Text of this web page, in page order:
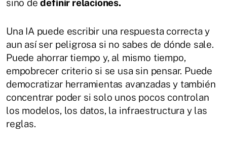
sino dedefinir relaciones.
Una IA puede escribir una respuesta correcta y
aun así ser peligrosa si no sabes de dónde sale.
Puede ahorrar tiempo y, al mismo tiempo,
empobrecer criterio si se usa sin pensar. Puede
democratizar herramientas avanzadas y también
concentrar poder si solo unos pocos controlan
los modelos, los datos, la infraestructura y las
reglas.